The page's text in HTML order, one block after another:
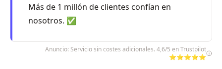
Más de 1 millón de clientes confían en
nosotros. ✅
Anuncio: Servicio sin costes adicionales. 4,6/5 en Trustpilot
⭐⭐⭐⭐⭐